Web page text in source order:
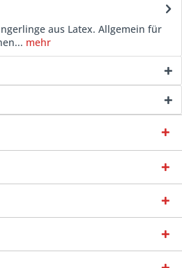
aus Latex. Allgemein für
mehr